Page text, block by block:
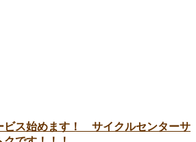
ビス始めます！ サイクルセンターサ